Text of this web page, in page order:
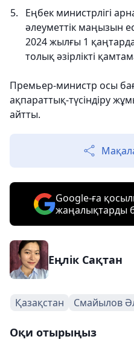
Еңбек министрлігі
әлеуметтік маңызын
2024 жылғы 1
толық әзірлікті
Премьер-министр осы
ақпараттық-түсіндіру
айтты.
Google-ға
жаңалықтарды
Еңлік Сақтан
Қазақстан Смайылов
Оқи отырыңыз